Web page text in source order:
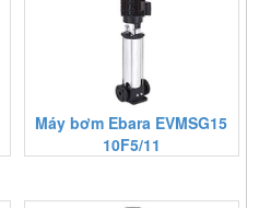
Máy bơm Ebara EVMSG15
10F5/11